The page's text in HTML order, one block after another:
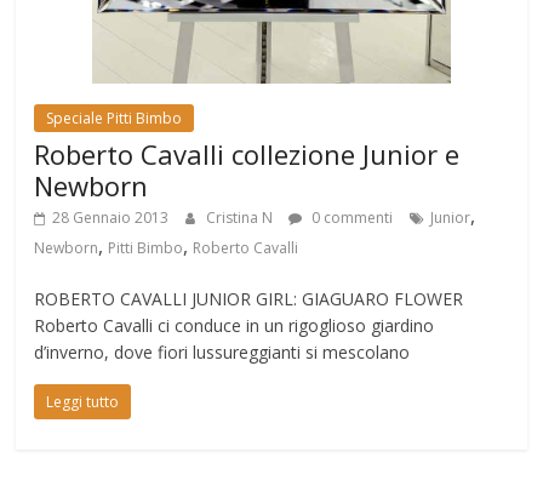
Speciale Pitti Bimbo
Roberto Cavalli collezione Junior e
Newborn
28 Gennaio 2013 Cristina N 0 commenti Junior,
Newborn, Pitti Bimbo, Roberto Cavalli
ROBERTO CAVALLI JUNIOR GIRL: GIAGUARO FLOWER
Roberto Cavalli ci conduce in un rigoglioso giardino
d’inverno, dove fiori lussureggianti si mescolano
Leggi tutto